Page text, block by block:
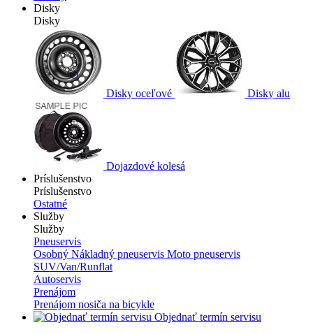
Disky
Disky
Disky oceľové Disky alu
Dojazdové kolesá
Príslušenstvo
Príslušenstvo
Ostatné
Služby
Služby
Pneuservis
Osobný Nákladný pneuservis Moto pneuservis
SUV/Van/Runflat
Autoservis
Prenájom
Prenájom nosiča na bicykle
Objednať termín servisu